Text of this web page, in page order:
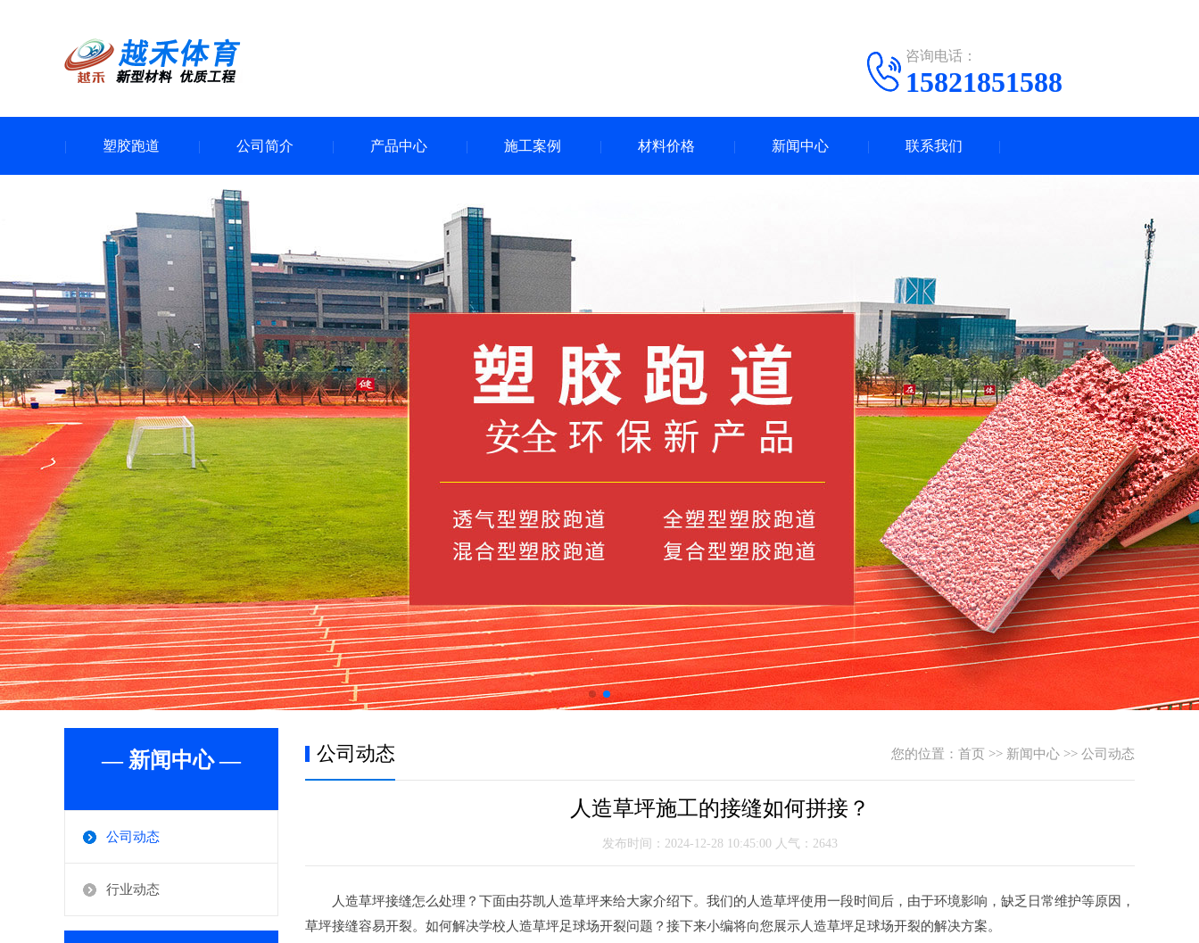
咨询电话：
15821851588
塑胶跑道 公司简介 产品中心 施工案例 材料价格 新闻中心 联系我们
— 新闻中心 —
公司动态
行业动态
您的位置： 首页 >> 新闻中心 >> 公司动态
公司动态
人造草坪施工的接缝如何拼接？
发布时间：2024-12-28 10:45:00 人气：2643
人造草坪接缝怎么处理？下面由芬凯人造草坪来给大家介绍下。我们的人造草坪使用一段时间后，由于环境影响，缺乏日常维护等原因，
草坪接缝容易开裂。如何解决学校人造草坪足球场开裂问题？接下来小编将向您展示人造草坪足球场开裂的解决方案。